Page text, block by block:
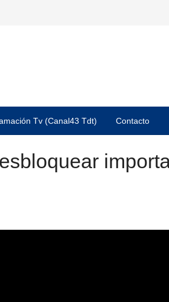
Tv (Canal43 Tdt) Contacto